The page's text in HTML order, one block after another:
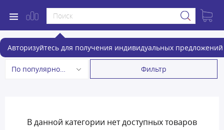
Авторизуйтесь для получения индивидуальных предложений
Электрические зубные щетки
По популярности Фильтр
В данной категории нет доступных товаров